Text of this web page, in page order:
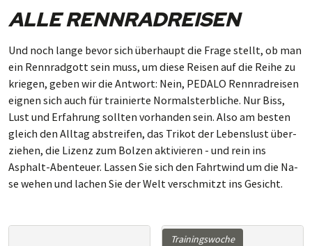
ALLE RENNRADREISEN
Und noch lange bevor sich über­haupt die Fra­ge stellt, ob man
ein Renn­rad­gott sein muss, um die­se Rei­sen auf die Reihe zu
krie­gen, ge­ben wir die Ant­wort: Nein, PEDALO Renn­rad­rei­sen
eig­nen sich auch für trai­nier­te Nor­mal­sterb­li­che. Nur Biss,
Lust und Er­fah­rung soll­ten vor­han­den sein. Also am bes­ten
gleich den All­tag ab­strei­fen, das Tri­kot der Le­bens­lust über­
zie­hen, die Li­zenz zum Bol­zen ak­ti­vie­ren - und rein ins
Asphalt-Aben­teuer. Las­sen Sie sich den Fahrt­wind um die Na­
se we­hen und la­chen Sie der Welt ver­schmitzt ins Ge­sicht.
Trainingswoche